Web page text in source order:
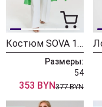
Костюм SOVA 11221 зелёный
Размеры:
54
353 BYN377 BYN